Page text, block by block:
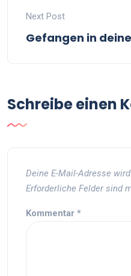
Next Post
Gefangen in
Schreibe einen
Deine E-Mail-Adresse
Erforderliche Felder sind
Kommentar *